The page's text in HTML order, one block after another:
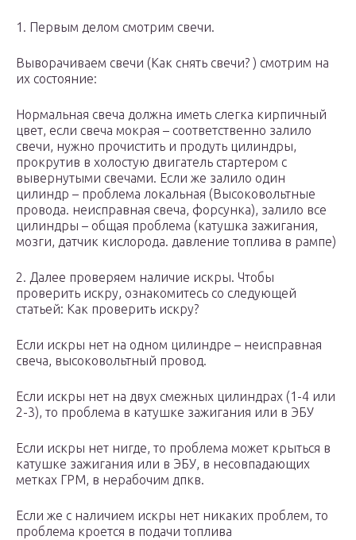
1. Первым делом смотрим свечи.
Выворачиваем свечи (Как снять свечи? ) смотрим на
их состояние:
Нормальная свеча должна иметь слегка кирпичный
цвет, если свеча мокрая – соответственно залило
свечи, нужно прочистить и продуть цилиндры,
прокрутив в холостую двигатель стартером с
вывернутыми свечами. Если же залило один
цилиндр – проблема локальная (Высоковольтные
провода. неисправная свеча, форсунка), залило все
цилиндры – общая проблема (катушка зажигания,
мозги, датчик кислорода. давление топлива в рампе)
2. Далее проверяем наличие искры. Чтобы
проверить искру, ознакомитесь со следующей
статьей: Как проверить искру?
Если искры нет на одном цилиндре – неисправная
свеча, высоковольтный провод.
Если искры нет на двух смежных цилиндрах (1-4 или
2-3), то проблема в катушке зажигания или в ЭБУ
Если искры нет нигде, то проблема может крыться в
катушке зажигания или в ЭБУ, в несовпадающих
метках ГРМ, в нерабочим дпкв.
Если же с наличием искры нет никаких проблем, то
проблема кроется в подачи топлива